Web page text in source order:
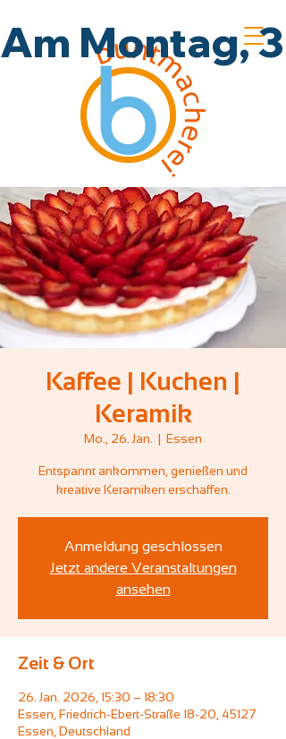
Am Montag,
Kaffee | Kuchen |
Keramik
Mo., 26. Jan.
  |
Essen
Entspannt ankommen, genießen und
kreative Keramiken erschaffen.
Anmeldung geschlossen
Jetzt andere Veranstaltungen
ansehen
Zeit & Ort
26. Jan. 2026, 15:30 – 18:30
Essen, Friedrich-Ebert-Straße 18-20, 45127
Essen, Deutschland